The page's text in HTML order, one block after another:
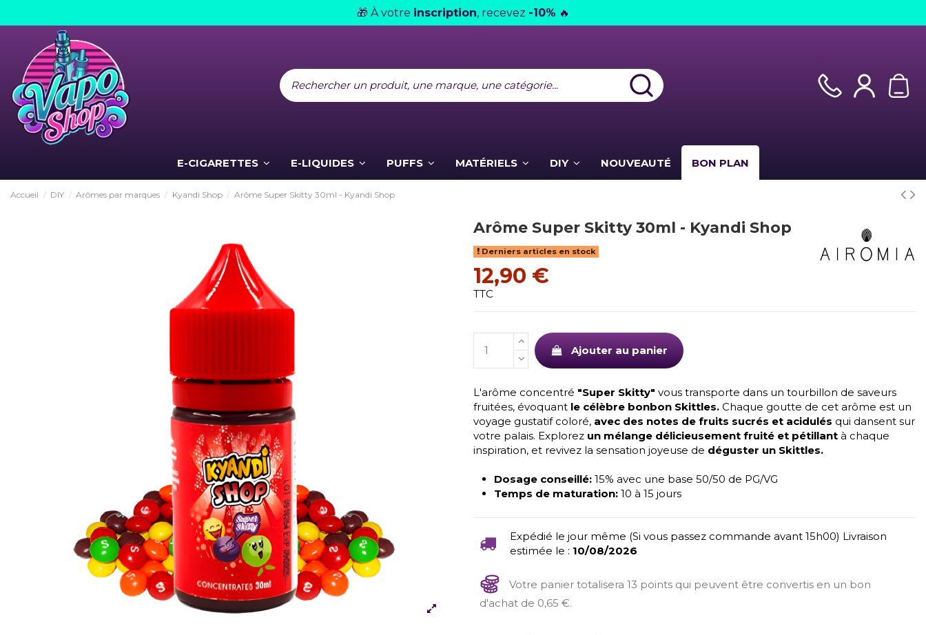
🎁 À votre inscription, recevez -10% 🔥
E-CIGARETTES E-LIQUIDES PUFFS MATÉRIELS DIY NOUVEAUTÉ BON PLAN
Accueil DIY Arômes par marques Kyandi Shop Arôme Super Skitty 30ml - Kyandi Shop
Arôme Super Skitty 30ml - Kyandi Shop
Derniers articles en stock
12,90 €
TTC
Ajouter au panier
L'arôme concentré "Super Skitty" vous transporte dans un tourbillon de saveurs
fruitées, évoquant le célèbre bonbon Skittles. Chaque goutte de cet arôme est un
voyage gustatif coloré, avec des notes de fruits sucrés et acidulés qui dansent sur
votre palais. Explorez un mélange délicieusement fruité et pétillant à chaque
inspiration, et revivez la sensation joyeuse de déguster un Skittles.
Dosage conseillé: 15% avec une base 50/50 de PG/VG
Temps de maturation: 10 à 15 jours
Expédié le jour même (Si vous passez commande avant 15h00) Livraison
estimée le : 10/08/2026
Votre panier totalisera 13 points qui peuvent être convertis en un bon
d'achat de 0,65 €.